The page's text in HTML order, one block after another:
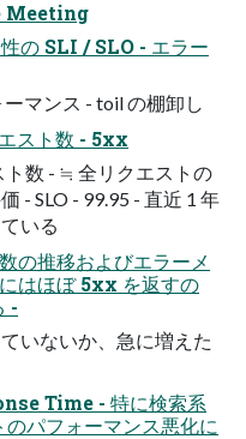
Meeting
の SLI / SLO - エラー
ーマンス - toil の棚卸し
スト数 - 5xx
ト数 - ≒ 全リクエストの
- SLO - 99.95 - 直近 1 年
いる
の推移およびエラーメ
はほぼ 5xx を返すの
-
いないか、急に増えた
Time - 特に検索系
パフォーマンス悪化に